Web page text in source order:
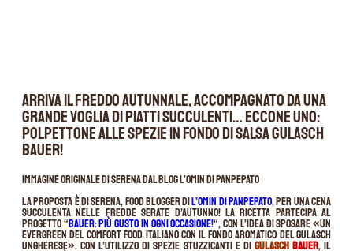
Arriva il freddo autunnale, accompagnato da una
grande voglia di piatti succulenti… Eccone uno:
polpettone alle spezie in fondo di salsa Gulasch
Bauer!
Immagine originale di Serena dal blog L’Omin di panpepato
La proposta è di Serena, food blogger diL’Omin di panpepato, per una cena
succulenta nelle fredde serate d’autunno! La ricetta partecipa al
progetto “Bauer: più gusto in ogni occasione!“, con l’idea di sposare «un
evergreen del comfort food italiano con il fondo aromatico del gulasch
ungherese». Con l’utilizzo di spezie stuzzicanti e di Gulasch Bauer, il